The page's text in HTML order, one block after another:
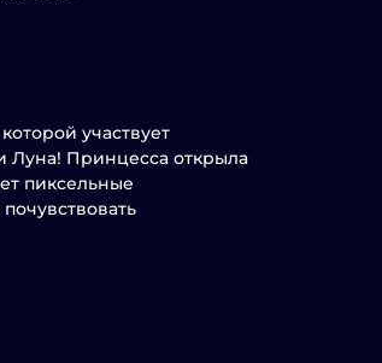
участвует
Луна! Принцесса открыла
пиксельные